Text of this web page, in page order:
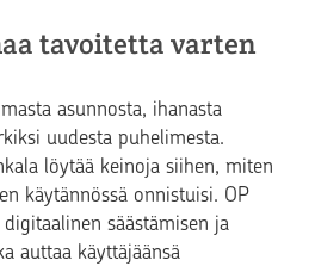
tavoitetta varten
asunnosta, ihanasta
uudesta puhelimesta.
löytää keinoja siihen, miten
käytännössä onnistuisi. OP
säästämisen ja
auttaa käyttäjäänsä